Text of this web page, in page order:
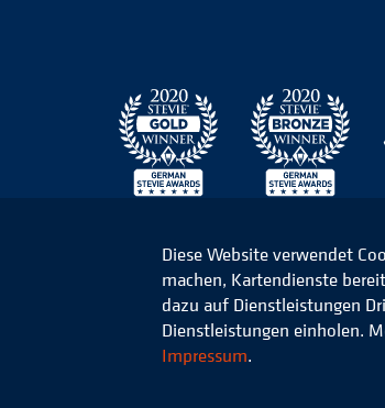
© 2026 Niedersächsisches
Diese Website verwendet
machen, Kartendienste
dazu auf Dienstleistungen
Dienstleistungen einholen.
Impressum.